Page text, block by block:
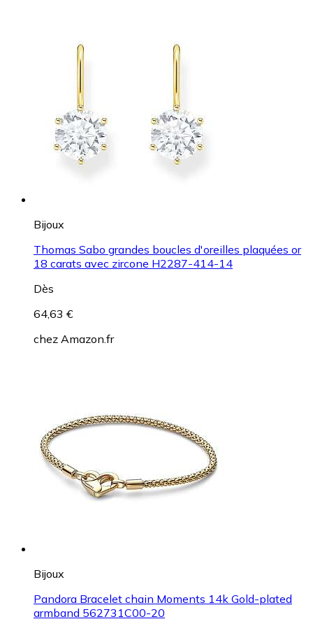
Bijoux
Thomas Sabo grandes boucles d'oreilles plaquées or
18 carats avec zircone H2287-414-14
Dès
64,63 €
chez Amazon.fr
Bijoux
Pandora Bracelet chain Moments 14k Gold-plated
armband 562731C00-20